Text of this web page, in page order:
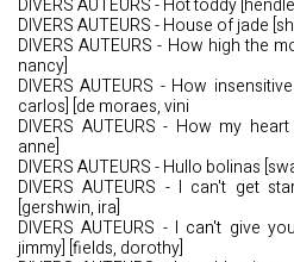
DIVERS AUTEURS - Hot toddy
DIVERS AUTEURS - House of jade
DIVERS AUTEURS - How high the
nancy]
DIVERS AUTEURS - How
carlos] [de moraes, vini
DIVERS AUTEURS - How my
anne]
DIVERS AUTEURS - Hullo bolinas
DIVERS AUTEURS - I can't get
[gershwin, ira]
DIVERS AUTEURS - I can't give
jimmy] [fields, dorothy]